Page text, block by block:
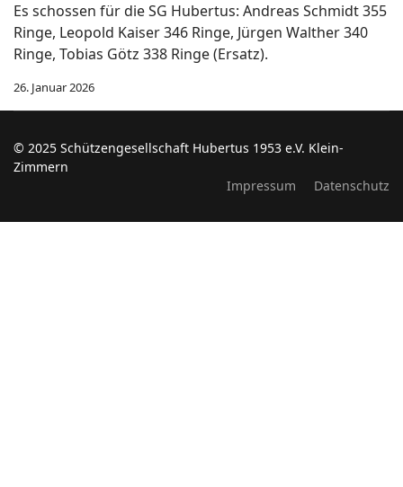
Es schossen für die SG Hubertus: Andreas Schmidt 355
Ringe, Leopold Kaiser 346 Ringe, Jürgen Walther 340
Ringe, Tobias Götz 338 Ringe (Ersatz).
26. Januar 2026
© 2025 Schützengesellschaft Hubertus 1953 e.V. Klein-
Zimmern
Impressum
Datenschutz